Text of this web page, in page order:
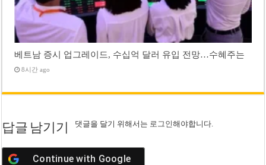
베트남 증시 업그레이드, 수십억 달러 유입 전망…수혜주는
8시간 ago
답글 남기기 댓글을 달기 위해서는 로그인해야합니다.
Continue with Google